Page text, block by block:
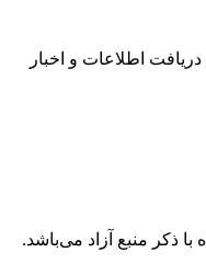
اطلاعات و اخبار
ذکر منبع آزاد می‌باشد.